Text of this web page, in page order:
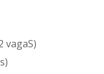
vagaS)